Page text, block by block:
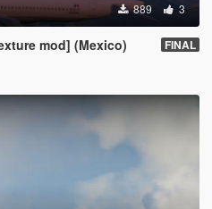
889 3
mod] (Mexico) FINAL